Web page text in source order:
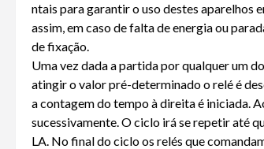
ntais para garantir o uso destes aparelhos
assim, em caso de falta de energia ou
de fixação.
Uma vez dada a partida por qualquer um
atingir o valor pré-determinado o relé é
a contagem do tempo à direita é iniciada.
sucessivamente. O ciclo irá se repetir até
LA. No final do ciclo os relés que